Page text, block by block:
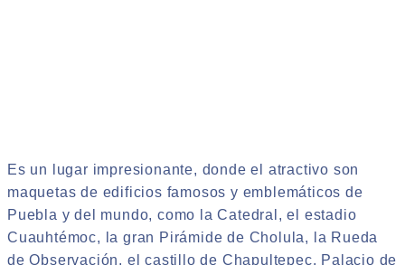
Es un lugar impresionante, donde el atractivo son
maquetas de edificios famosos y emblemáticos de
Puebla y del mundo, como la Catedral, el estadio
Cuauhtémoc, la gran Pirámide de Cholula, la Rueda
de Observación, el castillo de Chapultepec, Palacio de